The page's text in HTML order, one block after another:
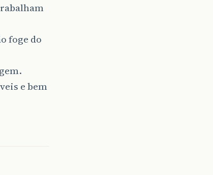
foge do
e bem